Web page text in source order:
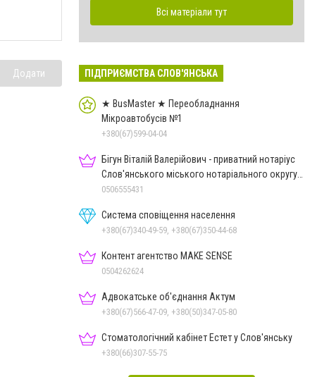
Додати
Всі матеріали тут
ПІДПРИЄМСТВА СЛОВ'ЯНСЬКА
★ BusMaster ★ Переобладнання
Мікроавтобусів №1
+380(67)599-04-04
Бігун Віталій Валерійович - приватний нотаріус
Слов'янського міського нотаріального округу
Дон.обл.
0506555431
Система сповіщення населення
+380(67)340-49-59, +380(67)350-44-68
Контент агентство MAKE SENSE
0504262624
Адвокатське об'єднання Актум
+380(67)566-47-09, +380(50)347-05-80
Стоматологічний кабінет Естет у Слов'янську
+380(66)307-55-75